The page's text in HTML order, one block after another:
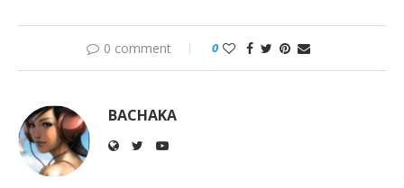
0 comment 0
BACHAKA